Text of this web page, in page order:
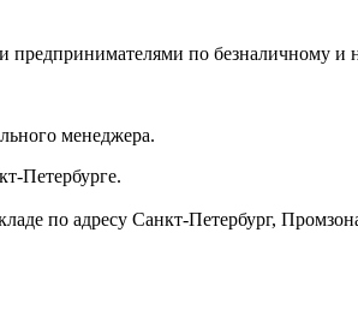
по безналичному и
менеджера.
Петербурге.
по адресу Санкт-Петербург,